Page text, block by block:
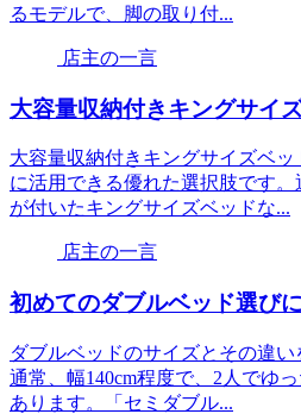
るモデルで、脚の取り付...
店主の一言
大容量収納付きキングサイ
大容量収納付きキングサイズベ
に活用できる優れた選択肢です
が付いたキングサイズベッドな...
店主の一言
初めてのダブルベッド選び
ダブルベッドのサイズとその違
通常、幅140cm程度で、2人でゆ
あります。「セミダブル...